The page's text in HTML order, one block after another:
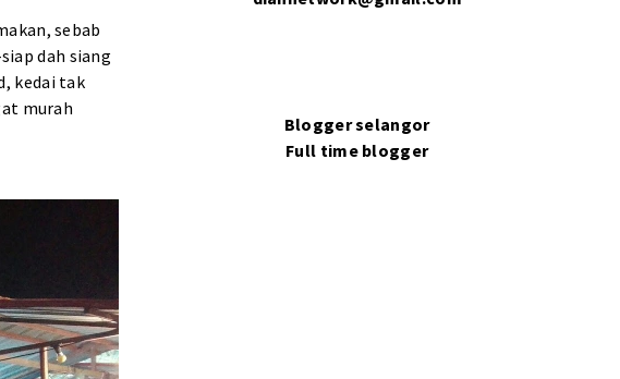
sebab
dah siang
kedai tak
murah
Blogger selangor
Full time blogger